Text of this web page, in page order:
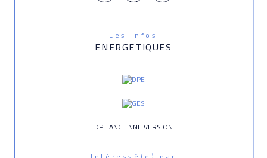
Les infos
ENERGETIQUES
DPE ANCIENNE VERSION